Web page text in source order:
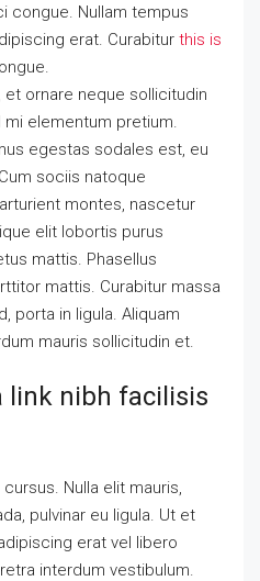
congue. Nullam tempus
erat. Curabitur this is
ornare neque sollicitudin
elementum pretium.
egestas sodales est, eu
sociis natoque
montes, nascetur
elit lobortis purus
mattis. Phasellus
mattis. Curabitur massa
porta in ligula. Aliquam
mauris sollicitudin et.
link nibh facilisis
Nulla elit mauris,
pulvinar eu ligula. Ut et
erat vel libero
interdum vestibulum.